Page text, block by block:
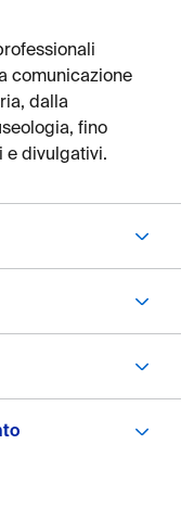
comunicazione
dalla
fino
e divulgativi.